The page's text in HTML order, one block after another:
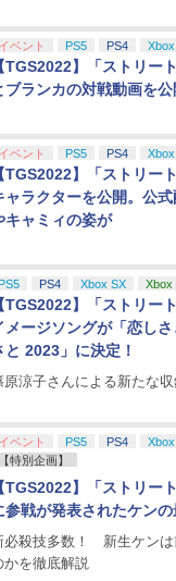
イベント PS5 PS4
【TGS2022】「ストリー
ブランカの対戦動画を公
イベント PS5 PS4
【TGS2022】「ストリー
ャラクターを公開。公
キャミィの姿が
PS5 PS4 Xbox SX Xbox
【TGS2022】「ストリー
メージソングが「恋し
と 2023」に決定！
原涼子さんによる新たな
イベント PS5 PS4
【特別企画】
【TGS2022】「ストリー
参戦が発表されたケンの
必殺技多数！ 新生ケンは
かを徹底解説